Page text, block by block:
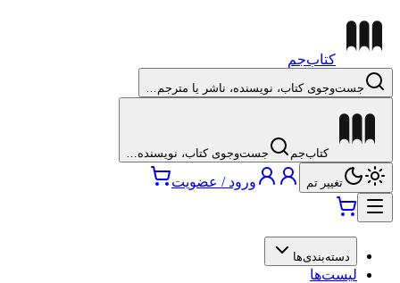
کتاب‌جم
جست‌وجوی کتاب، نویسنده، ناشر یا مترجم…
کتاب‌جم جست‌وجوی کتاب، نویسنده…
تغییر تم ورود / عضویت
دسته‌بندی‌ها
لیست‌ها